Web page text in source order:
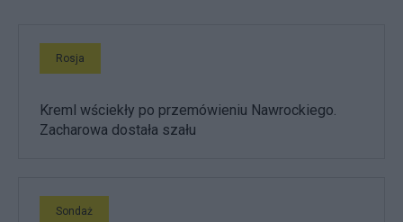
Rosja
Kreml wściekły po przemówieniu Nawrockiego.
Zacharowa dostała szału
Sondaż